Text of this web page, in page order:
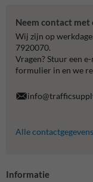
Neem contact met
Wij zijn op
7920070.
Vragen? Stuur een
formulier in en we
Alle contactgegevens
Informatie